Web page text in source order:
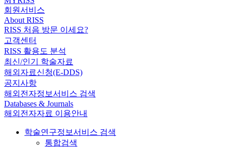
회원서비스
About RISS
RISS 처음 방문 이세요?
고객센터
RISS 활용도 분석
최신/인기 학술자료
해외자료신청(E-DDS)
공지사항
해외전자정보서비스 검색
Databases & Journals
해외전자자료 이용안내
학술연구정보서비스 검색
통합검색